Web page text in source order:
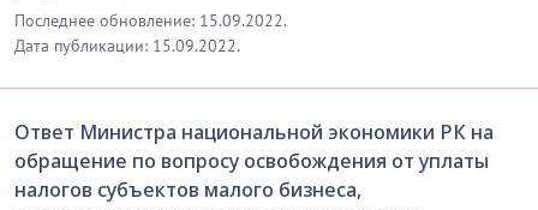
Последнее обновление: 15.09.2022.
Дата публикации: 15.09.2022.
Ответ Министра национальной экономики РК на
обращение по вопросу освобождения от уплаты
налогов субъектов малого бизнеса,